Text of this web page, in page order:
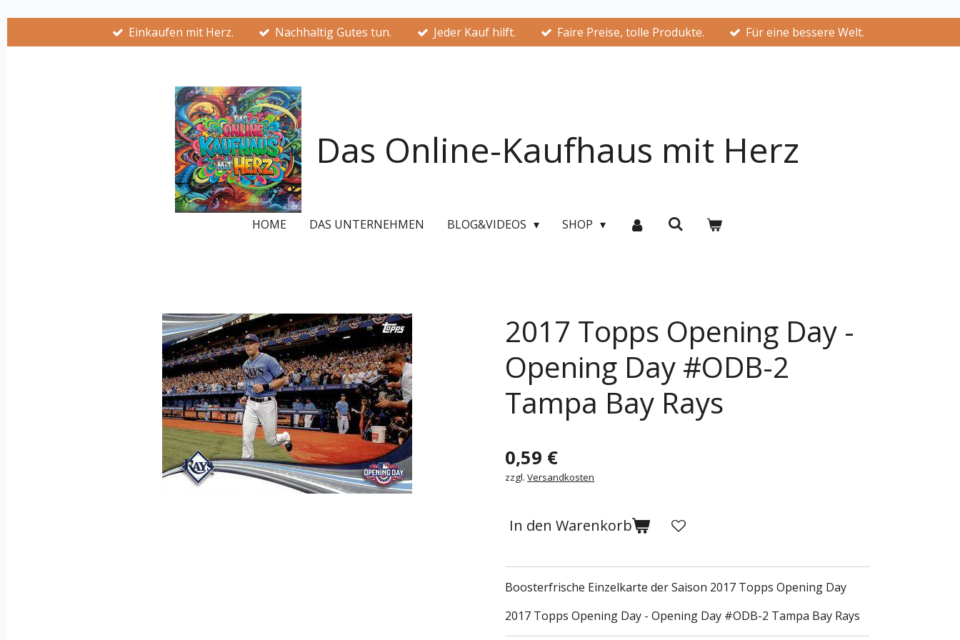
springen
Einkaufen mit Herz. Nachhaltig Gutes tun. Jeder Kauf hilft. Faire Preise, tolle Produkte. Für eine bessere Welt.
Das Online-Kaufhaus mit Herz
HOME DAS UNTERNEHMEN BLOG&VIDEOS SHOP
2017 Topps Opening Day -
Opening Day #ODB-2
Tampa Bay Rays
0,59 €
zzgl. Versandkosten
In den Warenkorb
Boosterfrische Einzelkarte der Saison 2017 Topps Opening Day
2017 Topps Opening Day - Opening Day #ODB-2 Tampa Bay Rays